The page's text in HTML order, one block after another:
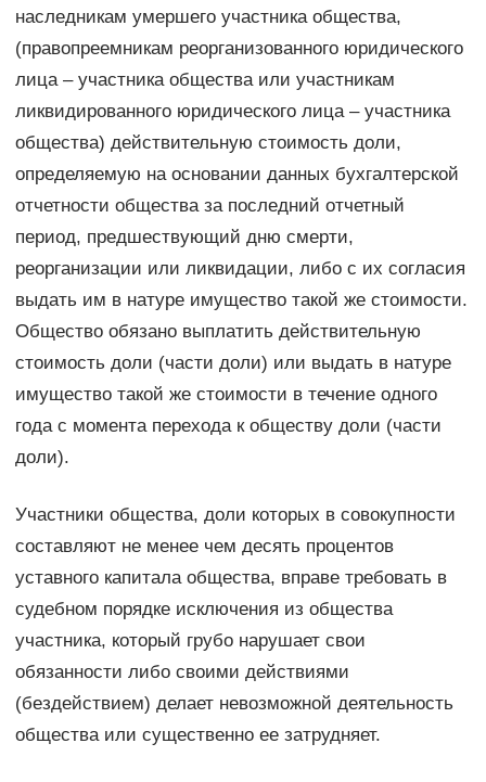
наследникам умершего участника общества,
(правопреемникам реорганизованного юридического
лица – участника общества или участникам
ликвидированного юридического лица – участника
общества) действительную стоимость доли,
определяемую на основании данных бухгалтерской
отчетности общества за последний отчетный
период, предшествующий дню смерти,
реорганизации или ликвидации, либо с их согласия
выдать им в натуре имущество такой же стоимости.
Общество обязано выплатить действительную
стоимость доли (части доли) или выдать в натуре
имущество такой же стоимости в течение одного
года с момента перехода к обществу доли (части
доли).
Участники общества, доли которых в совокупности
составляют не менее чем десять процентов
уставного капитала общества, вправе требовать в
судебном порядке исключения из общества
участника, который грубо нарушает свои
обязанности либо своими действиями
(бездействием) делает невозможной деятельность
общества или существенно ее затрудняет.